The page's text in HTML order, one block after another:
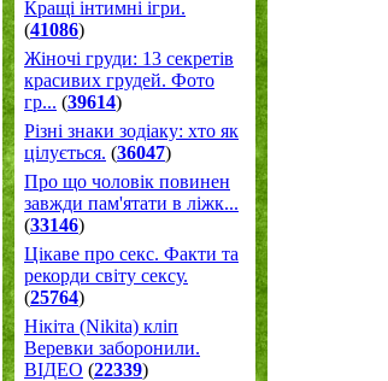
Кращі інтимні ігри.
(41086)
Жіночі груди: 13 секретів
красивих грудей. Фото
гр... (39614)
Різні знаки зодіаку: хто як
цілується. (36047)
Про що чоловік повинен
завжди пам'ятати в ліжк...
(33146)
Цікаве про секс. Факти та
рекорди світу сексу.
(25764)
Нікіта (Nikita) кліп
Веревки заборонили.
ВІДЕО (22339)